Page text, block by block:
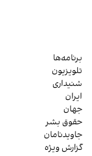
برنامه‌ها
تلویزیون
شنیداری
ایران
جهان
حقوق بشر
جاویدنامان
گزارش ویژه